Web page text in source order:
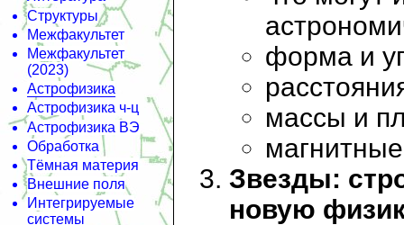
Структуры
Межфакультет
Межфакультет
(2023)
Астрофизика
Астрофизика ч-ц
Астрофизика ВЭ
Обработка
Тёмная материя
Внешние поля
Интегрируемые
системы
форма и
массы и
Звезды:
новую